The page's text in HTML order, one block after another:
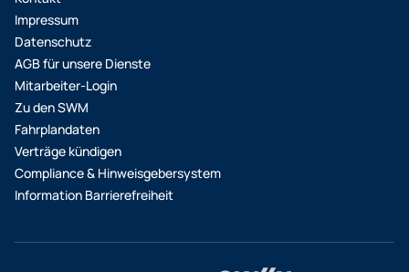
Impressum
Datenschutz
AGB für unsere Dienste
Mitarbeiter-Login
Zu den SWM
Fahrplandaten
Verträge kündigen
Compliance & Hinweisgebersystem
Information Barrierefreiheit